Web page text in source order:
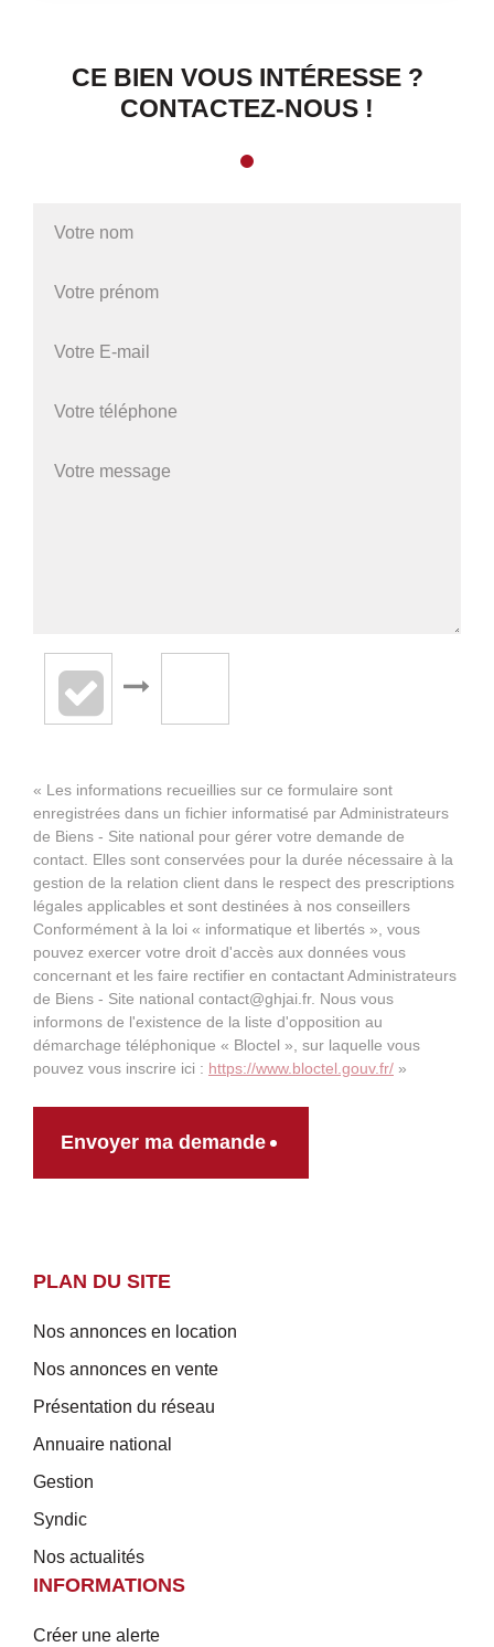
CE BIEN VOUS INTÉRESSE ?
CONTACTEZ-NOUS !
« Les informations recueillies sur ce formulaire sont
enregistrées dans un fichier informatisé par Administrateurs
de Biens - Site national pour gérer votre demande de
contact. Elles sont conservées pour la durée nécessaire à la
gestion de la relation client dans le respect des prescriptions
légales applicables et sont destinées à nos conseillers
Conformément à la loi « informatique et libertés », vous
pouvez exercer votre droit d'accès aux données vous
concernant et les faire rectifier en contactant Administrateurs
de Biens - Site national contact@ghjai.fr. Nous vous
informons de l'existence de la liste d'opposition au
démarchage téléphonique « Bloctel », sur laquelle vous
pouvez vous inscrire ici : https://www.bloctel.gouv.fr/ »
Envoyer ma demande
PLAN DU SITE
Nos annonces en location
Nos annonces en vente
Présentation du réseau
Annuaire national
Gestion
Syndic
Nos actualités
INFORMATIONS
Créer une alerte